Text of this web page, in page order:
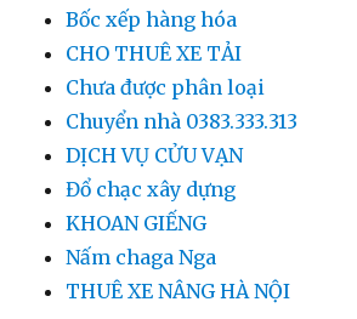
Bốc xếp hàng hóa
CHO THUÊ XE TẢI
Chưa được phân loại
Chuyển nhà 0383.333.313
DỊCH VỤ CỬU VẠN
Đổ chạc xây dựng
KHOAN GIẾNG
Nấm chaga Nga
THUÊ XE NÂNG HÀ NỘI